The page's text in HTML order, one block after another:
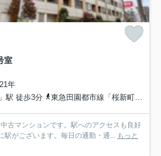
室
年
駅 徒歩3分
東急田園都市線「桜新町」駅 徒歩14分
古マンションです。駅へのアクセスも良好
駅がございます。毎日の通勤・通... もっと